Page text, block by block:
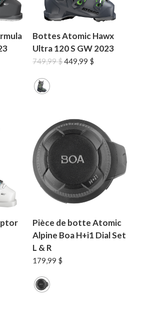
panier est vide.
MAGASINER EN LIGNEBottes Atomic Hawx
Ultra 120 S GW 2023
749,99$Le
449,99 $
Pièce de botte Atomic
Alpine Boa H+i1 Dial Set
L & R
179,99 $